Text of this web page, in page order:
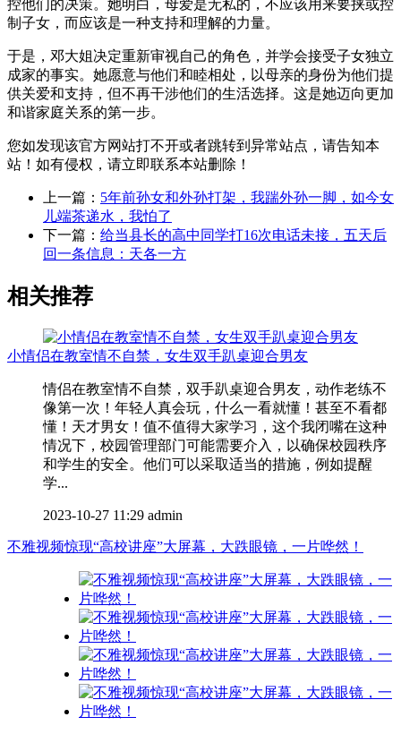
控他们的决策。她明白，母爱是无私的，不应该用来要挟或控
制子女，而应该是一种支持和理解的力量。
于是，邓大姐决定重新审视自己的角色，并学会接受子女独立
成家的事实。她愿意与他们和睦相处，以母亲的身份为他们提
供关爱和支持，但不再干涉他们的生活选择。这是她迈向更加
和谐家庭关系的第一步。
您如发现该官方网站打不开或者跳转到异常站点，请告知本
站！如有侵权，请立即联系本站删除！
上一篇： 5年前孙女和外孙打架，我踹外孙一脚，如今女
儿端茶递水，我怕了
下一篇： 给当县长的高中同学打16次电话未接，五天后
回一条信息：天各一方
相关推荐
小情侣在教室情不自禁，女生双手趴桌迎合男友
情侣在教室情不自禁，双手趴桌迎合男友，动作老练不
像第一次！年轻人真会玩，什么一看就懂！甚至不看都
懂！天才男女！值不值得大家学习，这个我闭嘴在这种
情况下，校园管理部门可能需要介入，以确保校园秩序
和学生的安全。他们可以采取适当的措施，例如提醒
学...
2023-10-27 11:29 admin
不雅视频惊现“高校讲座”大屏幕，大跌眼镜，一片哗然！